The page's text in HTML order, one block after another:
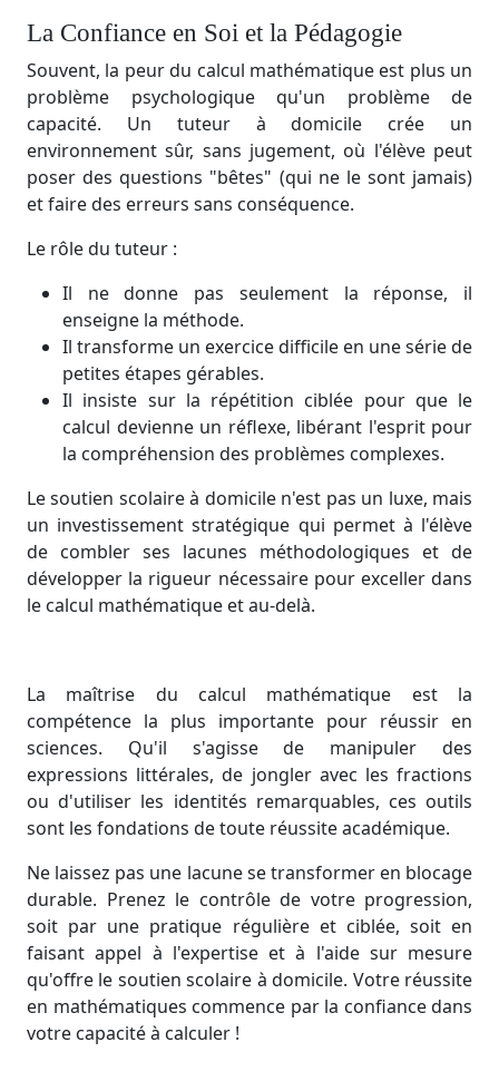
La Confiance en Soi et la Pédagogie
Souvent, la peur du calcul mathématique est plus un
problème psychologique qu'un problème de
capacité. Un tuteur à domicile crée un
environnement sûr, sans jugement, où l'élève peut
poser des questions "bêtes" (qui ne le sont jamais)
et faire des erreurs sans conséquence.
Le rôle du tuteur :
Il ne donne pas seulement la réponse, il
enseigne la méthode.
Il transforme un exercice difficile en une série de
petites étapes gérables.
Il insiste sur la répétition ciblée pour que le
calcul devienne un réflexe, libérant l'esprit pour
la compréhension des problèmes complexes.
Le soutien scolaire à domicile n'est pas un luxe, mais
un investissement stratégique qui permet à l'élève
de combler ses lacunes méthodologiques et de
développer la rigueur nécessaire pour exceller dans
le calcul mathématique et au-delà.
La maîtrise du calcul mathématique est la
compétence la plus importante pour réussir en
sciences. Qu'il s'agisse de manipuler des
expressions littérales, de jongler avec les fractions
ou d'utiliser les identités remarquables, ces outils
sont les fondations de toute réussite académique.
Ne laissez pas une lacune se transformer en blocage
durable. Prenez le contrôle de votre progression,
soit par une pratique régulière et ciblée, soit en
faisant appel à l'expertise et à l'aide sur mesure
qu'offre le soutien scolaire à domicile. Votre réussite
en mathématiques commence par la confiance dans
votre capacité à calculer !